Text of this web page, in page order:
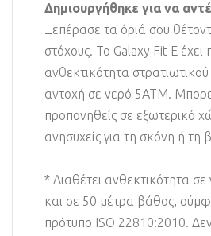
Δημιουργήθηκε για να
Ξεπέρασε τα όριά σου
στόχους. Το Galaxy Fit E έχει
ανθεκτικότητα στρατιωτικού
αντοχή σε νερό 5ATM.
προπονηθείς σε εξωτερικό
ανησυχείς για τη σκόνη ή τη
* Διαθέτει ανθεκτικότητα
και σε 50 μέτρα βάθος,
πρότυπο ISO 22810:2010.